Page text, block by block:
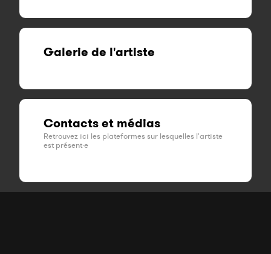
Galerie de l'artiste
Contacts et médias
Retrouvez ici les plateformes sur lesquelles l'artiste
est présent·e